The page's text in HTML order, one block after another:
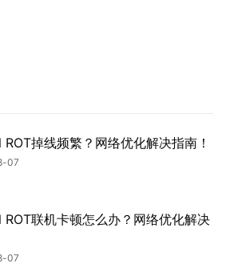
ROT掉线频繁？网络优化解决指南！
07
ROT联机卡顿怎么办？网络优化解决
07